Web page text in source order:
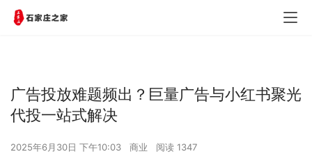
广告投放难题频出？巨量广告与小红书聚光
代投一站式解决
2025年6月30日 下午10:03 商业 阅读 1347